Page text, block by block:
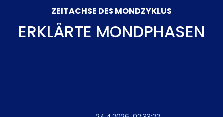
ZEITACHSE DES MONDZYKLUS
ERKLÄRTE MONDPHASEN